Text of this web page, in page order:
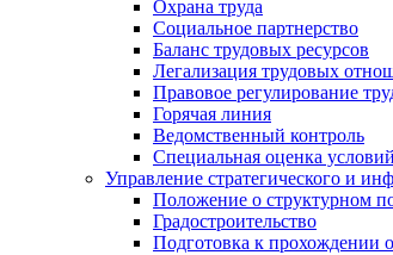
Охрана труда
Социальное партнерство
Баланс трудовых ресурсов
Легализация трудовых
Правовое регулирование
Горячая линия
Ведомственный контроль
Специальная оценка
Управление стратегического и
Положение о структурном
Градостроительство
Подготовка к прохождении